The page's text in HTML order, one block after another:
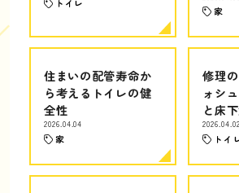
トイレ
家
住まいの配管寿命か
ら考えるトイレの健
全性
2026.04.04
家
修理
ォシ
と床
2026.04.02
トイ